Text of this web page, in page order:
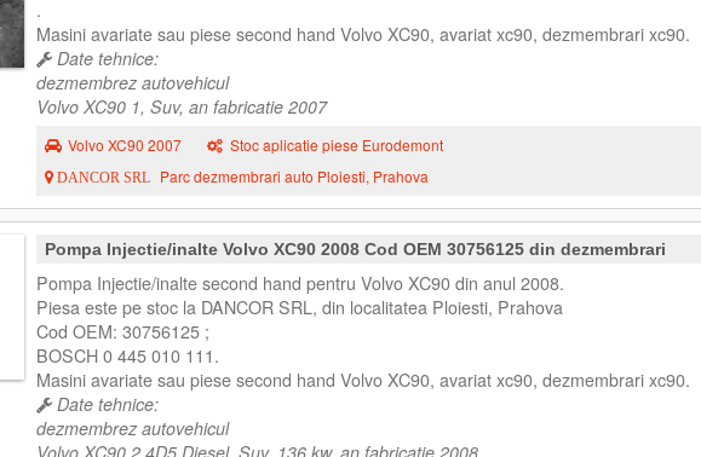
.
Masini avariate sau piese second hand Volvo XC90, avariat xc90, dezmembrari xc90.
Date tehnice:
dezmembrez autovehicul
Volvo XC90 1, Suv, an fabricatie 2007
Volvo XC90 2007 Stoc aplicatie piese Eurodemont
DANCOR SRL Parc dezmembrari auto Ploiesti, Prahova
Pompa Injectie/inalte Volvo XC90 2008 Cod OEM 30756125 din dezmembrari
Pompa Injectie/inalte second hand pentru Volvo XC90 din anul 2008.
Piesa este pe stoc la DANCOR SRL, din localitatea Ploiesti, Prahova
Cod OEM: 30756125 ;
BOSCH 0 445 010 111.
Masini avariate sau piese second hand Volvo XC90, avariat xc90, dezmembrari xc90.
Date tehnice:
dezmembrez autovehicul
Volvo XC90 2.4D5 Diesel, Suv, 136 kw, an fabricatie 2008